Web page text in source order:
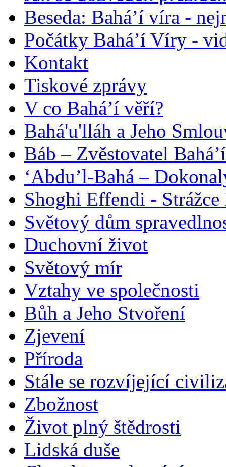
Beseda: Bahá’í víra -
Počátky Bahá’í Víry -
Kontakt
Tiskové zprávy
V co Bahá’í věří?
Bahá'u'lláh a Jeho
Báb – Zvěstovatel
‘Abdu’l-Bahá –
Shoghi Effendi -
Světový dům
Duchovní život
Světový mír
Vztahy ve společnosti
Bůh a Jeho Stvoření
Zjevení
Příroda
Stále se rozvíjející
Zbožnost
Život plný štědrosti
Lidská duše